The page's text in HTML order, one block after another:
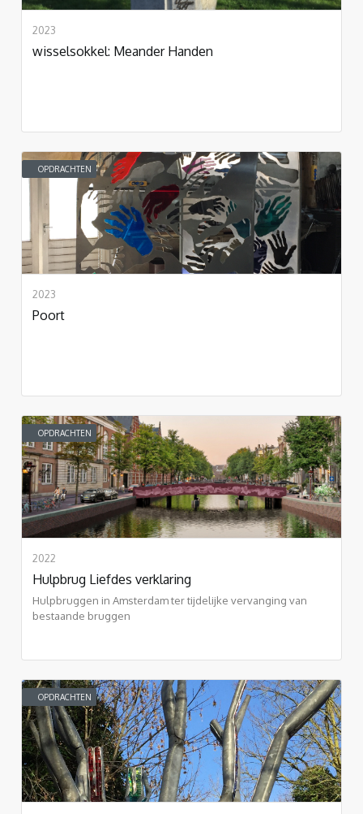
2023
wisselsokkel: Meander Handen
OPDRACHTEN
2023
Poort
OPDRACHTEN
2022
Hulpbrug Liefdes verklaring
Hulpbruggen in Amsterdam ter tijdelijke vervanging van
bestaande bruggen
OPDRACHTEN